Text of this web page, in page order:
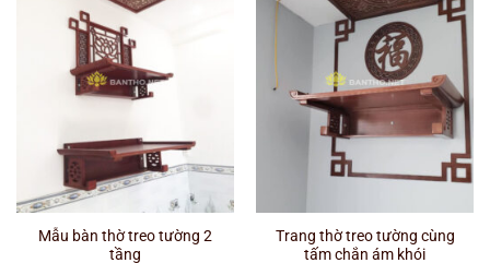
Mẫu bàn thờ treo tường 2
tầng
Trang thờ treo tường cùng
tấm chắn ám khói